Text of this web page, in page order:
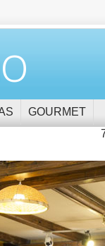
GOURMET